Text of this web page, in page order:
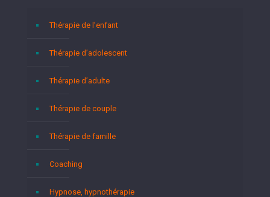
Thérapie de l’enfant
Thérapie d’adolescent
Thérapie d’adulte
Thérapie de couple
Thérapie de famille
Coaching
Hypnose, hypnothérapie